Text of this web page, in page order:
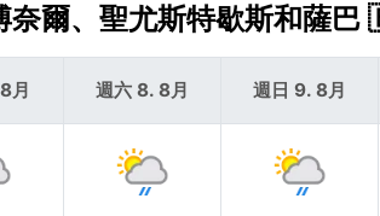
奈爾、聖尤斯特歇斯和薩
月 週六 8. 8月 週日 9. 8月